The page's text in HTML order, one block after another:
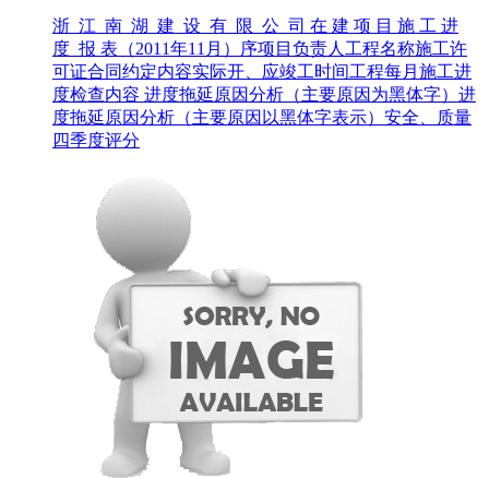
浙 江 南 湖 建 设 有 限 公 司 在 建 项 目 施 工 进
度 报 表（2011年11月）序项目负责人工程名称施工许
可证合同约定内容实际开、应竣工时间工程每月施工进
度检查内容 进度拖延原因分析（主要原因为黑体字）进
度拖延原因分析（主要原因以黑体字表示）安全、质量
四季度评分